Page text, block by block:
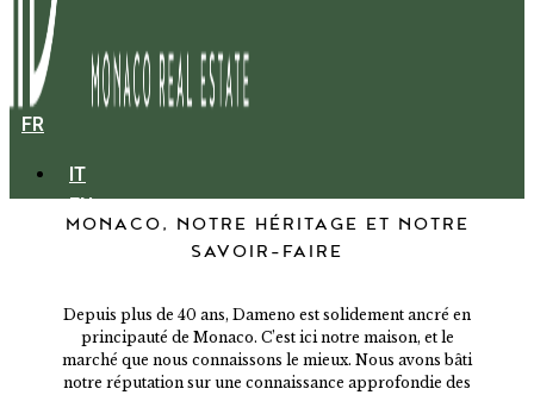
FR
IT
EN
MONACO, NOTRE HÉRITAGE ET NOTRE
SAVOIR-FAIRE
Depuis plus de 40 ans, Dameno est solidement ancré en
principauté de Monaco. C’est ici notre maison, et le
marché que nous connaissons le mieux. Nous avons bâti
notre réputation sur une connaissance approfondie des